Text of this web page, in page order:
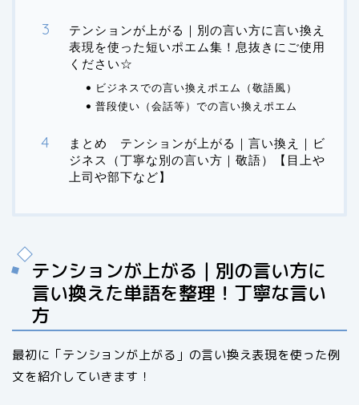
テンションが上がる｜別の言い方に言い換え
表現を使った短いポエム集！息抜きにご使用
ください☆
ビジネスでの言い換えポエム（敬語風）
普段使い（会話等）での言い換えポエム
まとめ テンションが上がる｜言い換え｜ビ
ジネス（丁寧な別の言い方｜敬語）【目上や
上司や部下など】
テンションが上がる｜別の言い方に
言い換えた単語を整理！丁寧な言い
方
最初に「テンションが上がる」の言い換え表現を使った例
文を紹介していきます！